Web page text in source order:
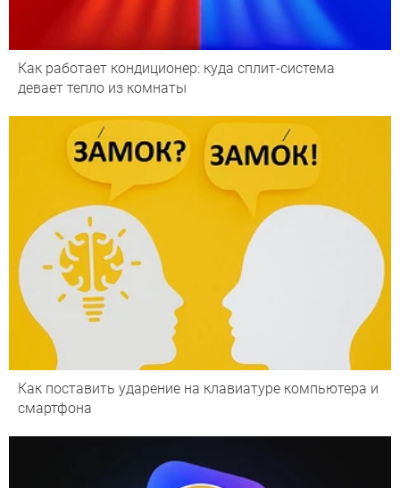
Как работает кондиционер: куда сплит-система
девает тепло из комнаты
Как поставить ударение на клавиатуре компьютера и
смартфона